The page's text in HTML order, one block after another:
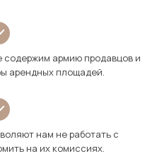
содержим армию продавцов и
арендных площадей.
нам не работать с
на их комиссиях.